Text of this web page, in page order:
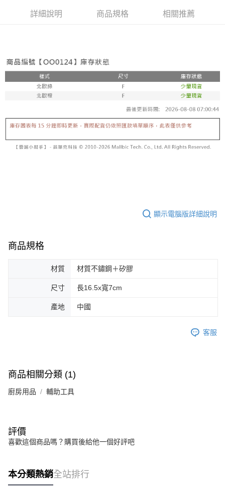
４．使用「AFTEE先享後付」時，將依據個別帳號之用戶狀況，依本公司即
詳細說明 商品規格 相關推薦
顯示電腦版詳細說明
商品規格
材質 材質不鏽鋼＋矽膠
尺寸 長16.5x寬7cm
產地 中國
客服
商品相關分類 (1)
廚房用品 輔助工具
評價
喜歡這個商品嗎？購買後給他一個好評吧
本分類熱銷全站排行